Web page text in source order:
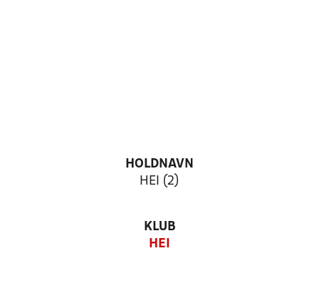
HOLDNAVN
HEI (2)
KLUB
HEI